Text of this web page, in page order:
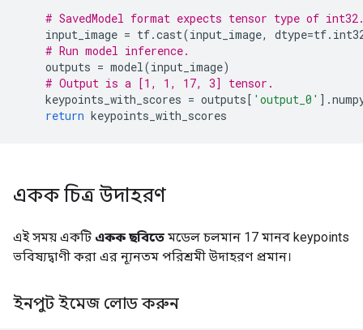
# SavedModel format expects tensor type of
input_image = tf.cast(input_image, dtype=tf.
# Run model inference.
outputs = model(input_image)
# Output is a [1, 1, 17, 3] tensor.
keypoints_with_scores = outputs[ 'output_0' ].
return keypoints_with_scores
একক চিত্র উদাহরণ
এই সময় একটি একক ছবিতে মডেল চলমান 17 মানব keypoints
ভবিষ্যদ্বাণী করা এর ন্যূনতম পরিশ্রমী উদাহরণ প্রমান।
ইনপুট ইমেজ লোড করুন